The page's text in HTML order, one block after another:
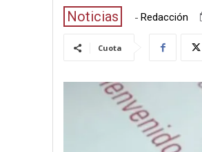
Noticias - Redacción
Cuota